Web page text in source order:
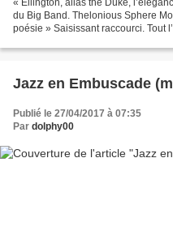
« Ellington, alias the Duke,
du Big Band. Thelonious Sphere
poésie » Saisissant raccourci. Tout
Jazz en Embuscade
Publié le 27/04/2017 à 07:35
Par dolphy00